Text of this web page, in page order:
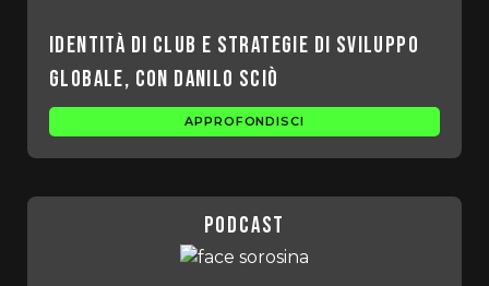
Identità di club e strategie di sviluppo
globale, con Danilo Sciò
APPROFONDISCI
podcast